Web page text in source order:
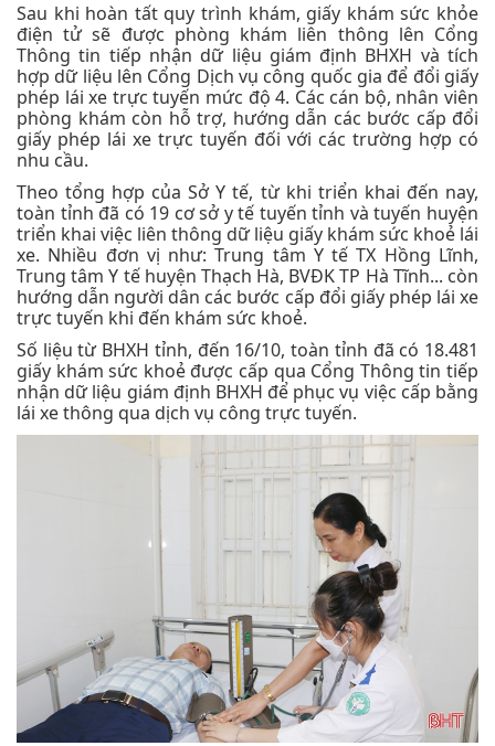
Sau khi hoàn tất quy trình khám, giấy khám sức khỏe
điện tử sẽ được phòng khám liên thông lên Cổng
Thông tin tiếp nhận dữ liệu giám định BHXH và tích
hợp dữ liệu lên Cổng Dịch vụ công quốc gia để đổi giấy
phép lái xe trực tuyến mức độ 4. Các cán bộ, nhân viên
phòng khám còn hỗ trợ, hướng dẫn các bước cấp đổi
giấy phép lái xe trực tuyến đối với các trường hợp có
nhu cầu.
Theo tổng hợp của Sở Y tế, từ khi triển khai đến nay,
toàn tỉnh đã có 19 cơ sở y tế tuyến tỉnh và tuyến huyện
triển khai việc liên thông dữ liệu giấy khám sức khoẻ lái
xe. Nhiều đơn vị như: Trung tâm Y tế TX Hồng Lĩnh,
Trung tâm Y tế huyện Thạch Hà, BVĐK TP Hà Tĩnh... còn
hướng dẫn người dân các bước cấp đổi giấy phép lái xe
trực tuyến khi đến khám sức khoẻ.
Số liệu từ BHXH tỉnh, đến 16/10, toàn tỉnh đã có 18.481
giấy khám sức khoẻ được cấp qua Cổng Thông tin tiếp
nhận dữ liệu giám định BHXH để phục vụ việc cấp bằng
lái xe thông qua dịch vụ công trực tuyến.